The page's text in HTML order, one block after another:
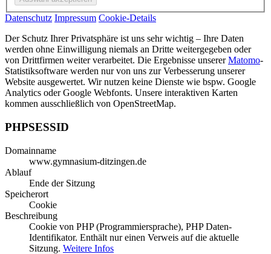
Datenschutz Impressum Cookie-Details
Der Schutz Ihrer Privatsphäre ist uns sehr wichtig – Ihre Daten
werden ohne Einwilligung niemals an Dritte weitergegeben oder
von Drittfirmen weiter verarbeitet. Die Ergebnisse unsererMatomo-
Statistiksoftware werden nur von uns zur Verbesserung unserer
Website ausgewertet. Wir nutzen keine Dienste wie bspw. Google
Analytics oder Google Webfonts. Unsere interaktiven Karten
kommen ausschließlich von OpenStreetMap.
PHPSESSID
Domainname
www.gymnasium-ditzingen.de
Ablauf
Ende der Sitzung
Speicherort
Cookie
Beschreibung
Cookie von PHP (Programmiersprache), PHP Daten-
Identifikator. Enthält nur einen Verweis auf die aktuelle
Sitzung. Weitere Infos